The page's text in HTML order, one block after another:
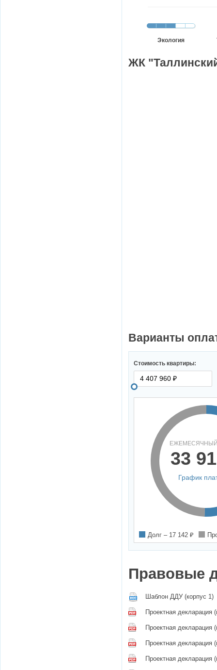
Экология
ЖК
Варианты
Стоимость квартиры:
33
График
Долг – 17 142 ₽
Правовые
Шаблон ДДУ (корпус 1)
Проектная декларация
Проектная декларация
Проектная декларация
Проектная декларация